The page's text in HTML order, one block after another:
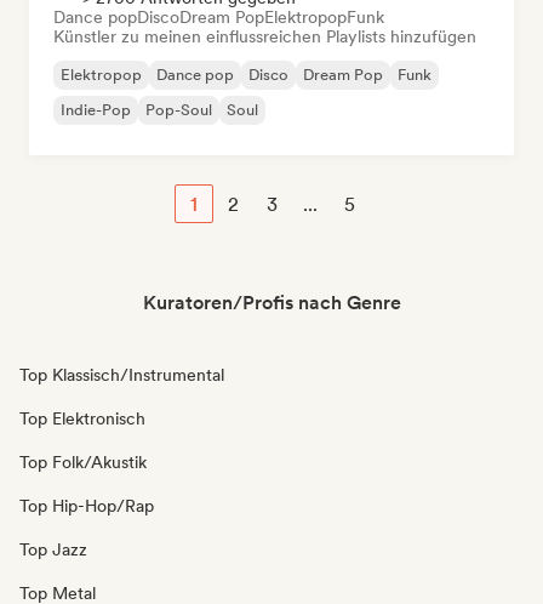
Dance popDiscoDream PopElektropopFunk
Künstler zu meinen einflussreichen Playlists hinzufügen
Elektropop Dance pop Disco Dream Pop
Funk
Indie-Pop
Pop-Soul Soul
1 2 3 ... 5
Kuratoren/Profis nach Genre
Top Klassisch/Instrumental
Top Elektronisch
Top Folk/Akustik
Top Hip-Hop/Rap
Top Jazz
Top Metal